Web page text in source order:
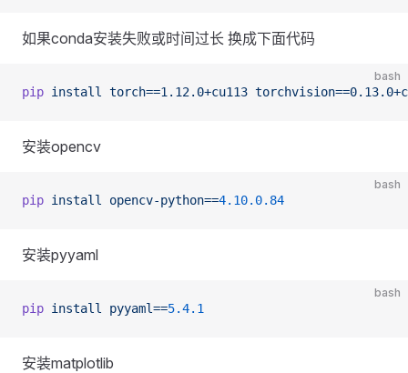
如果conda安装失败或时间过长 换成下面代码
bash
pip install torch==1.12.0+cu113
安装opencv
bash
pip install opencv-python==4.10.0.84
安装pyyaml
bash
pip install pyyaml==5.4.1
安装matplotlib